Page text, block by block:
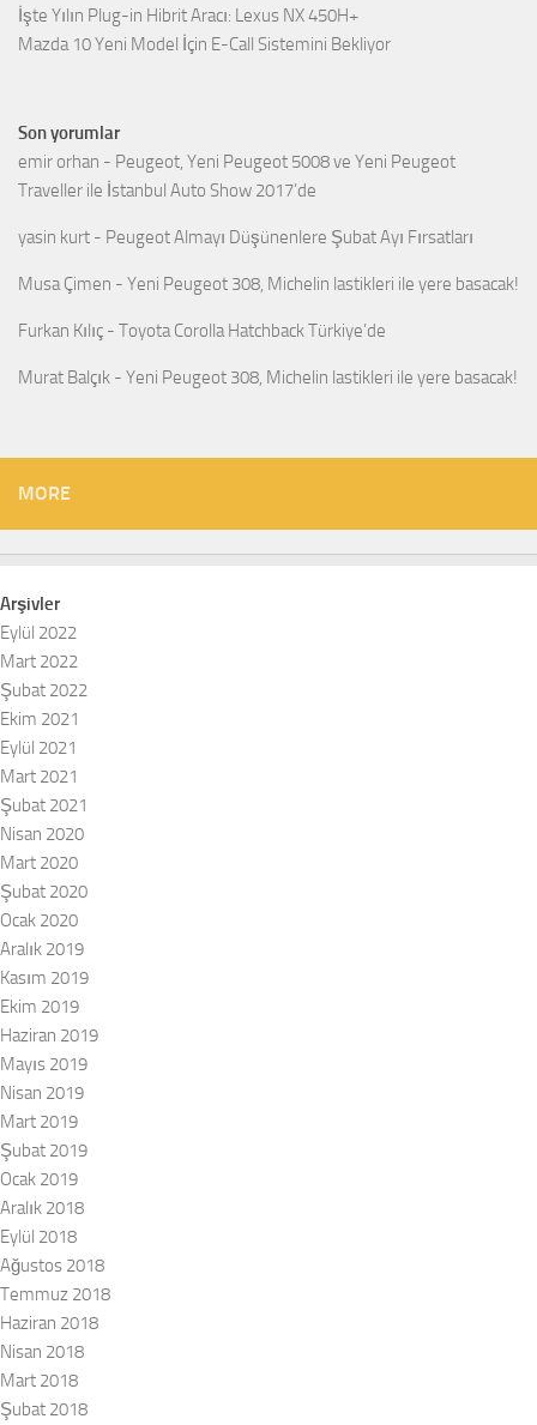
İşte Yılın Plug-in Hibrit Aracı: Lexus NX 450H+
Mazda 10 Yeni Model İçin E-Call Sistemini Bekliyor
Son yorumlar
emir orhan - Peugeot, Yeni Peugeot 5008 ve Yeni Peugeot
Traveller ile İstanbul Auto Show 2017’de
yasin kurt - Peugeot Almayı Düşünenlere Şubat Ayı Fırsatları
Musa Çimen - Yeni Peugeot 308, Michelin lastikleri ile yere basacak!
Furkan Kılıç - Toyota Corolla Hatchback Türkiye’de
Murat Balçık - Yeni Peugeot 308, Michelin lastikleri ile yere basacak!
MORE
Arşivler
Eylül 2022
Mart 2022
Şubat 2022
Ekim 2021
Eylül 2021
Mart 2021
Şubat 2021
Nisan 2020
Mart 2020
Şubat 2020
Ocak 2020
Aralık 2019
Kasım 2019
Ekim 2019
Haziran 2019
Mayıs 2019
Nisan 2019
Mart 2019
Şubat 2019
Ocak 2019
Aralık 2018
Eylül 2018
Ağustos 2018
Temmuz 2018
Haziran 2018
Nisan 2018
Mart 2018
Şubat 2018